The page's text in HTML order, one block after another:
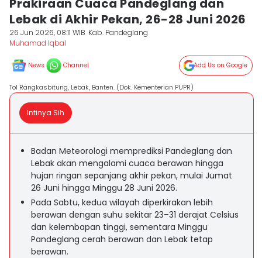
Prakiraan Cuaca Pandeglang dan
Lebak di Akhir Pekan, 26-28 Juni 2026
26 Jun 2026, 08:11 WIB Kab. Pandeglang
Muhamad Iqbal
News Channel Add Us on Google
Tol Rangkasbitung, Lebak, Banten. (Dok. Kementerian PUPR)
Intinya Sih
Badan Meteorologi memprediksi Pandeglang dan
Lebak akan mengalami cuaca berawan hingga
hujan ringan sepanjang akhir pekan, mulai Jumat
26 Juni hingga Minggu 28 Juni 2026.
Pada Sabtu, kedua wilayah diperkirakan lebih
berawan dengan suhu sekitar 23–31 derajat Celsius
dan kelembapan tinggi, sementara Minggu
Pandeglang cerah berawan dan Lebak tetap
berawan.